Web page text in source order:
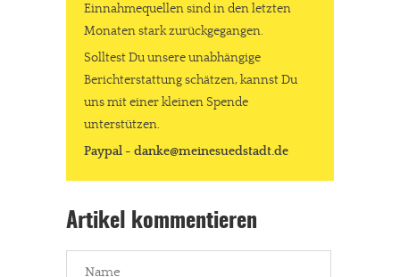
Einnahmequellen sind in den letzten
Monaten stark zurückgegangen.
Solltest Du unsere unabhängige
Berichterstattung schätzen, kannst Du
uns mit einer kleinen Spende
unterstützen.
Paypal - danke@meinesuedstadt.de
Artikel kommentieren